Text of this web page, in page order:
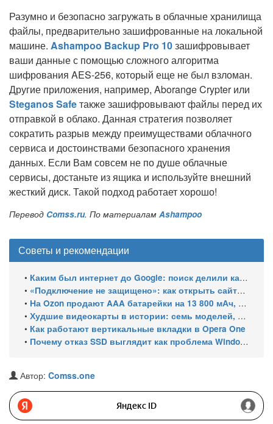
Разумно и безопасно загружать в облачные хранилища
файлы, предварительно зашифрованные на локальной
машине. Ashampoo Backup Pro 10зашифровывает
ваши данные с помощью сложного алгоритма
шифрования AES-256, который еще не был взломан.
Другие приложения, например, Aborange Crypter или
Steganos Safeтакже зашифровывают файлы перед их
отправкой в облако. Данная стратегия позволяет
сократить разрыв между преимуществами облачного
сервиса и достоинствами безопасного хранения
данных. Если Вам совсем не по душе облачные
сервисы, достаньте из ящика и используйте внешний
жесткий диск. Такой подход работает хорошо!
Перевод Comss.ru. По материалам Ashampoo
Советы и рекомендации
• Каким был интернет до Google: поиск делили каталоги, роботы и порталы
• «Подключение не защищено»: как открыть сайты с российскими сертификатами
• На Ozon продают AAA батарейки на 13 800 мАч, замер показал 400 мАч на элемент
• Худшие видеокарты в истории: семь моделей, провалившихся за 30 лет
• Как работают вертикальные вкладки в Opera One
• Почему отказ SSD выглядит как проблема Windows и как это проверить
Автор: Comss.one